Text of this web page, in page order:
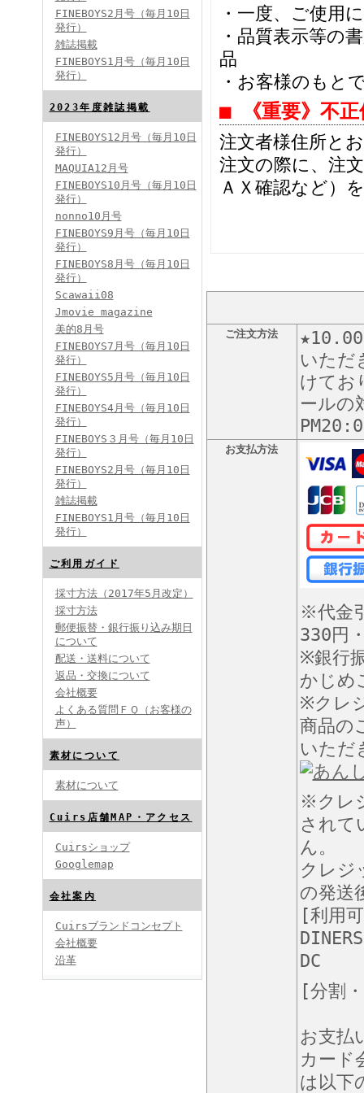
FINEBOYS2024年2月号
2024分バックナンバー
2023分バックナンバー
2022年分バックナンバー
2019年分バックナンバー
2018年分バックナンバー
2017年分バックナンバー
2016年分バックナンバー
2014年分バックナンバー
FINEBOYS2月号（毎月10日
発行）
雑誌掲載
FINEBOYS1月号（毎月10日
発行）
2023年度雑誌掲載
FINEBOYS12月号（毎月10日
発行）
MAQUIA12月号
FINEBOYS10月号（毎月10日
発行）
nonno10月号
FINEBOYS9月号（毎月10日
発行）
FINEBOYS8月号（毎月10日
発行）
Scawaii08
Jmovie magazine
美的8月号
FINEBOYS7月号（毎月10日
発行）
FINEBOYS5月号（毎月10日
発行）
FINEBOYS4月号（毎月10日
発行）
FINEBOYS３月号（毎月10日
発行）
FINEBOYS2月号（毎月10日
発行）
雑誌掲載
FINEBOYS1月号（毎月10日
発行）
ご利用ガイド
採寸方法（2017年5月改定）
採寸方法
郵便振替・銀行振り込み期日
について
配送・送料について
返品・交換について
会社概要
よくある質問ＦＱ（お客様の
声）
素材について
素材について
Cuirs店舗MAP・アクセス
Cuirsショップ
Googlemap
会社案内
Cuirsブランドコンセプト
会社概要
沿革
・一度、ご使用
・品質表示等の
品
・お客様のもと
■ 《重要》不正
注文者様住所と
注文の際に、注
ＡＸ確認など）
ご注文方法
いただ
けてお
ールの
お支払方法
※代金
330円
※銀行
かじめ
※クレ
商品の
いただ
※クレ
されて
ん。
クレジ
の発送
[利用
DC
[分割
お支払
カード
は以下